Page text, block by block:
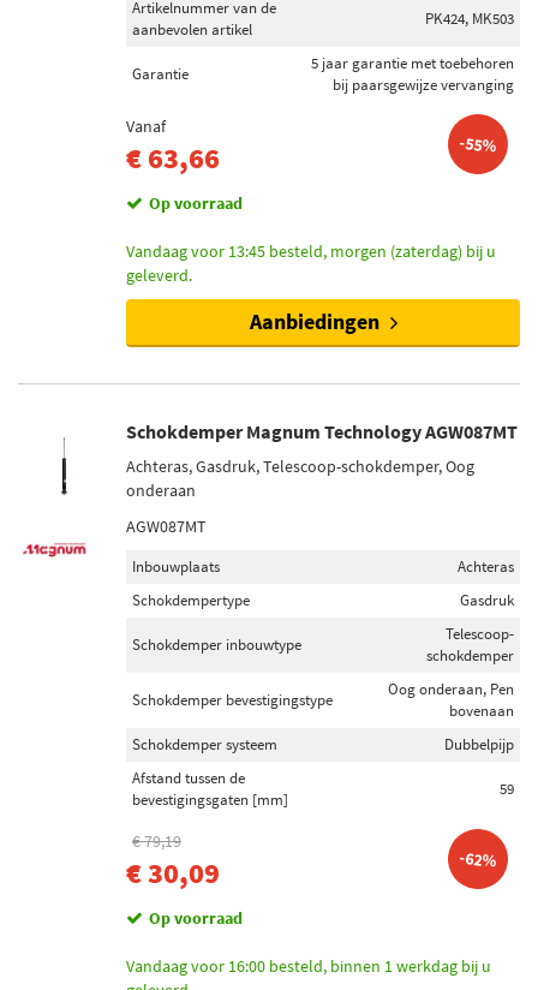
Demper niet veerdragend (13)
Veerpootresorptie (1)
Schokdemper bevestigingstype
Pen bovenaan (126)
Oog onderaan (72)
Onderste klem (8)
Klem onderaan (6)
Onder plaat (4)
Niet op voorraad (66)
Op voorraad (64)
Artikelnummer van de
aanbevolen artikel
PK424, MK503
Garantie
5 jaar garantie met toebehoren
bij paarsgewijze vervanging
Vanaf
€ 63,66 -55%
Op voorraad
Vandaag voor 13:45 besteld, morgen (zaterdag) bij u
geleverd.
Aanbiedingen
Schokdemper Magnum Technology AGW087MT
Achteras, Gasdruk, Telescoop-schokdemper, Oog
onderaan
AGW087MT
Inbouwplaats
Achteras
Schokdempertype
Gasdruk
Schokdemper inbouwtype
Telescoop-
schokdemper
Schokdemper bevestigingstype
Oog onderaan, Pen
bovenaan
Schokdemper systeem
Dubbelpijp
Afstand tussen de
bevestigingsgaten [mm]
59
€ 79,19
€ 30,09 -62%
Op voorraad
Vandaag voor 16:00 besteld, binnen 1 werkdag bij u